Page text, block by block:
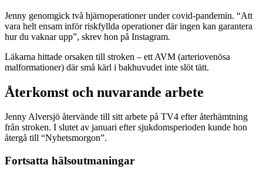
Jenny genomgick två hjärnoperationer under covid-pandemin. “Att
vara helt ensam inför riskfyllda operationer där ingen kan garantera
hur du vaknar upp”, skrev hon på Instagram.
Läkarna hittade orsaken till stroken – ett AVM (arteriovenösa
malformationer) där små kärl i bakhuvudet inte slöt tätt.
Återkomst och nuvarande arbete
Jenny Alversjö återvände till sitt arbete på TV4 efter återhämtning
från stroken. I slutet av januari efter sjukdomsperioden kunde hon
återgå till “Nyhetsmorgon”.
Fortsatta hälsoutmaningar